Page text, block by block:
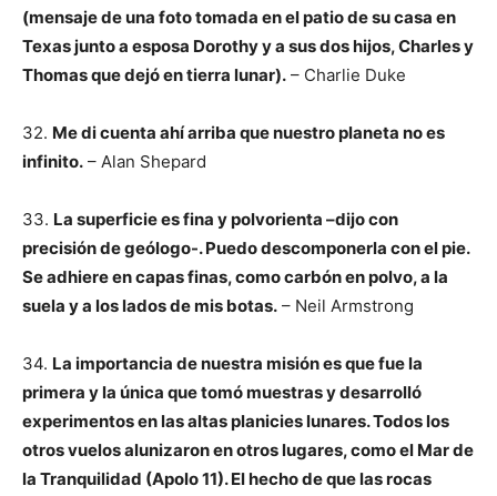
(mensaje de una foto tomada en el patio de su casa en
Texas junto a esposa Dorothy y a sus dos hijos, Charles y
Thomas que dejó en tierra lunar). – Charlie Duke
32. Me di cuenta ahí arriba que nuestro planeta no es
infinito. – Alan Shepard
33. La superficie es fina y polvorienta –dijo con
precisión de geólogo-. Puedo descomponerla con el pie.
Se adhiere en capas finas, como carbón en polvo, a la
suela y a los lados de mis botas. – Neil Armstrong
34. La importancia de nuestra misión es que fue la
primera y la única que tomó muestras y desarrolló
experimentos en las altas planicies lunares. Todos los
otros vuelos alunizaron en otros lugares, como el Mar de
la Tranquilidad (Apolo 11). El hecho de que las rocas